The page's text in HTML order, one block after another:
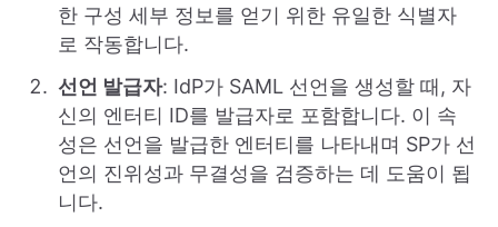
한 구성 세부 정보를 얻기 위한 유일한 식별자
로 작동합니다.
선언 발급자: IdP가 SAML 선언을 생성할 때, 자
신의 엔터티 ID를 발급자로 포함합니다. 이 속
성은 선언을 발급한 엔터티를 나타내며 SP가 선
언의 진위성과 무결성을 검증하는 데 도움이 됩
니다.